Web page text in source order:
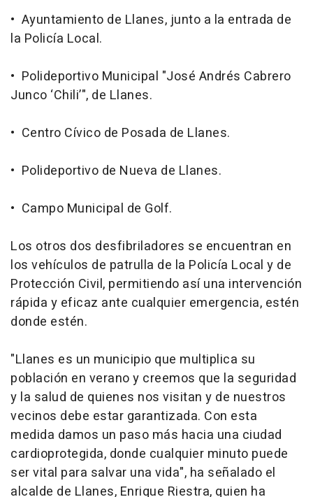
• Ayuntamiento de Llanes, junto a la entrada de
la Policía Local.
• Polideportivo Municipal "José Andrés Cabrero
Junco ‘Chili’", de Llanes.
• Centro Cívico de Posada de Llanes.
• Polideportivo de Nueva de Llanes.
• Campo Municipal de Golf.
Los otros dos desfibriladores se encuentran en
los vehículos de patrulla de la Policía Local y de
Protección Civil, permitiendo así una intervención
rápida y eficaz ante cualquier emergencia, estén
donde estén.
"Llanes es un municipio que multiplica su
población en verano y creemos que la seguridad
y la salud de quienes nos visitan y de nuestros
vecinos debe estar garantizada. Con esta
medida damos un paso más hacia una ciudad
cardioprotegida, donde cualquier minuto puede
ser vital para salvar una vida", ha señalado el
alcalde de Llanes, Enrique Riestra, quien ha